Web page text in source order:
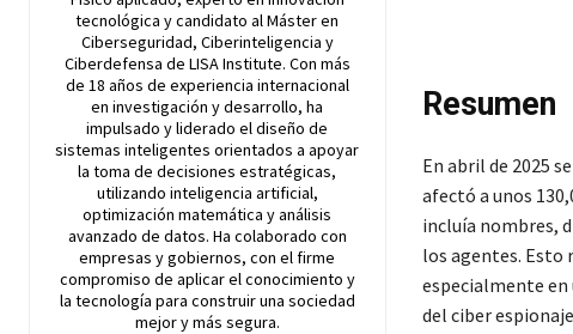
tecnológica y candidato al Máster en
Ciberseguridad, Ciberinteligencia y
Ciberdefensa de LISA Institute. Con más
de 18 años de experiencia internacional
en investigación y desarrollo, ha
impulsado y liderado el diseño de
sistemas inteligentes orientados a apoyar
la toma de decisiones estratégicas,
utilizando inteligencia artificial,
optimización matemática y análisis
avanzado de datos. Ha colaborado con
empresas y gobiernos, con el firme
compromiso de aplicar el conocimiento y
la tecnología para construir una sociedad
mejor y más segura.
Resumen
En abril de 2025
afectó a unos
incluía nombres,
los agentes. Esto
especialmente
del ciber